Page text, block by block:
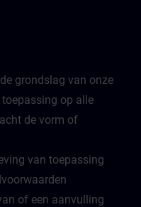
grondslag van onze
op alle
de vorm of
van toepassing
of een aanvulling